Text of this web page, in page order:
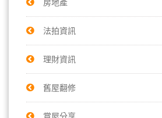
房地產
法拍資訊
理財資訊
舊屋翻修